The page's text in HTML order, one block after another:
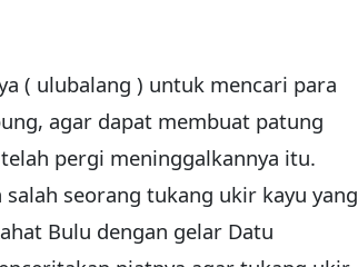
( ulubalang ) untuk mencari para
agar dapat membuat patung
pergi meninggalkannya itu.
seorang tukang ukir kayu yang
Bulu dengan gelar Datu